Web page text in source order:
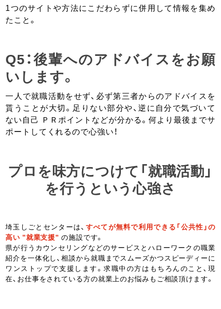
1つのサイトや方法にこだわらずに併用して情報を集め
たこと。
Q5：後輩へのアドバイスをお願
いします。
一人で就職活動をせず、必ず第三者からのアドバイスを
貰うことが大切。足りない部分や、逆に自分で気づいて
ない自己 ＰＲポイントなどが分かる。何より最後までサ
ポートしてくれるので心強い！
プロを味方につけて「就職活動」
を行うという心強さ
埼玉しごとセンターは、 すべてが無料で利用できる「公共性」の
高い ”就業支援” の施設です。
県が行うカウンセリングなどのサービスとハローワークの職業
紹介を一体化し、相談から就職までスムーズかつスピーディーに
ワンストップで支援します。求職中の方はもちろんのこと、現
在、お仕事をされている方の就業上のお悩みもご相談頂けます。